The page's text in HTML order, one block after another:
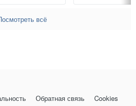
всё
Обратная связь
Cookies